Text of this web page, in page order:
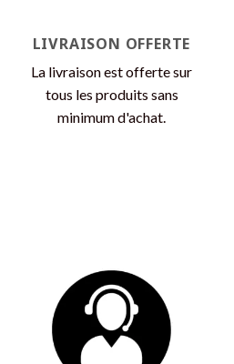
du
produit
LIVRAISON OFFERTE
La livraison est offerte sur
tous les produits sans
minimum d'achat.